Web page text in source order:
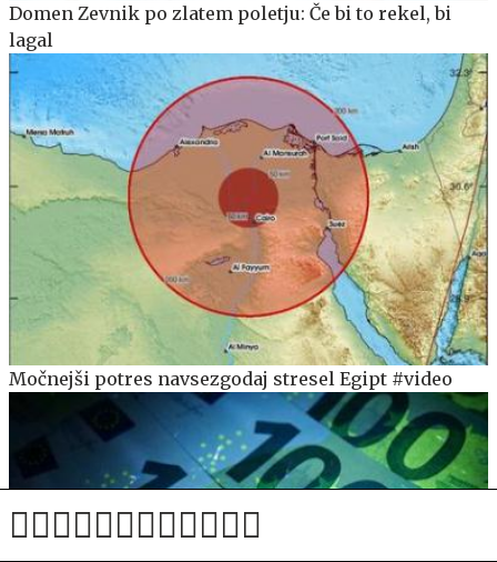
Domen Zevnik po zlatem poletju: Če bi to rekel, bi
lagal
Močnejši potres navsezgodaj stresel Egipt #video